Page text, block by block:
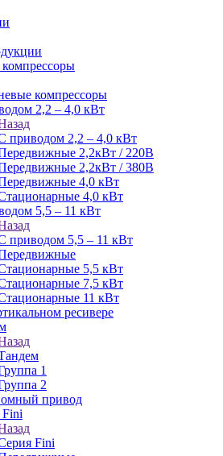
компрессоры
2,2 – 4,0 кВт
приводом 2,2 – 4,0 кВт
2,2кВт / 220В
2,2кВт / 380В
4,0 кВт
4,0 кВт
5,5 – 11 кВт
приводом 5,5 – 11 кВт
5,5 кВт
7,5 кВт
11 кВт
ресивере
1
2
привод
Fini